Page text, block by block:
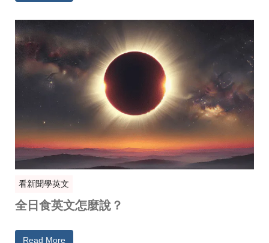
看新聞學英文
全日食英文怎麼說？
Read More